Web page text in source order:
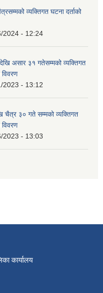
व्यक्तिगत घटना दर्ताको
2024 - 12:24
असार ३१ गतेसम्मको व्यक्तिगत
विवरण
2023 - 13:12
चैत्र ३० गते सम्मको व्यक्तिगत
विवरण
2023 - 13:03
कार्यालय